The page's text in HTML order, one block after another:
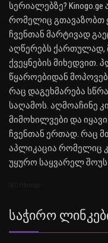
სერიალებზე?
რომელიც გთავაზობთ
ჩვენთან მარტივად
აღწერებს ქართულად,
ქვეყნების
წყაროებიდან
რაც დაგეხმარება
საღამოს. აღმოაჩინე
მიმოხილვები და
ჩვენთან ერთად. რაც
აპლიკაცია რომელიც
უყურო საყვარელ
Საჭირო